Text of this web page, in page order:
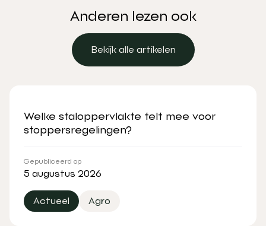
Anderen lezen ook
Bekijk alle artikelen
Welke staloppervlakte telt mee voor
stoppersregelingen?
Gepubliceerd op
5 augustus 2026
Actueel Agro